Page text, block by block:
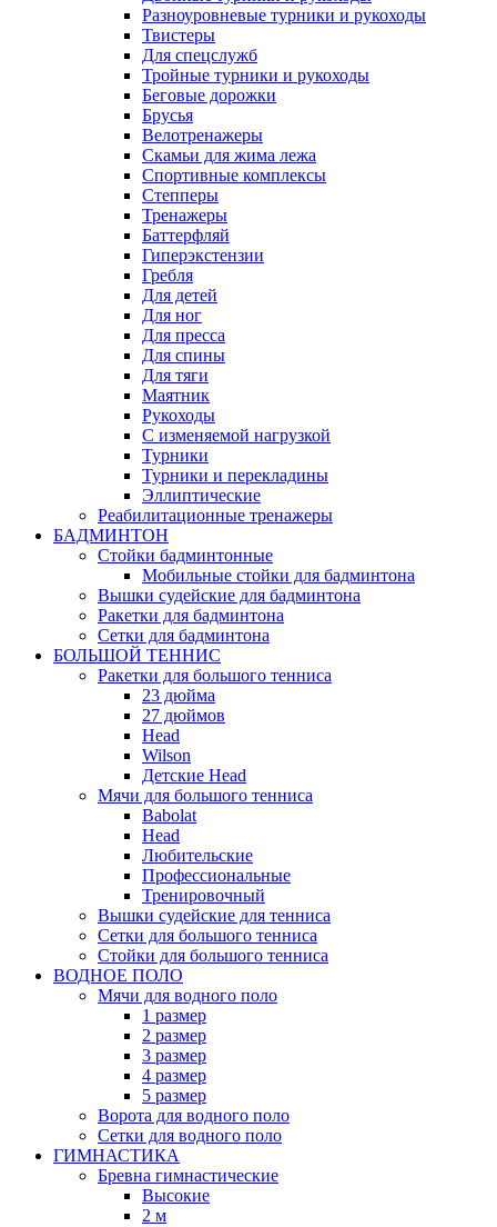
Разноуровневые турники и рукоходы
Твистеры
Для спецслужб
Тройные турники и рукоходы
Беговые дорожки
Брусья
Велотренажеры
Скамьи для жима лежа
Спортивные комплексы
Степперы
Тренажеры
Баттерфляй
Гиперэкстензии
Гребля
Для детей
Для ног
Для пресса
Для спины
Для тяги
Маятник
Рукоходы
С изменяемой нагрузкой
Турники
Турники и перекладины
Эллиптические
Реабилитационные тренажеры
БАДМИНТОН
Стойки бадминтонные
Мобильные стойки для бадминтона
Вышки судейские для бадминтона
Ракетки для бадминтона
Сетки для бадминтона
БОЛЬШОЙ ТЕННИС
Ракетки для большого тенниса
23 дюйма
27 дюймов
Head
Wilson
Детские Head
Мячи для большого тенниса
Babolat
Head
Любительские
Профессиональные
Тренировочный
Вышки судейские для тенниса
Сетки для большого тенниса
Стойки для большого тенниса
ВОДНОЕ ПОЛО
Мячи для водного поло
1 размер
2 размер
3 размер
4 размер
5 размер
Ворота для водного поло
Сетки для водного поло
ГИМНАСТИКА
Бревна гимнастические
Высокие
2 м